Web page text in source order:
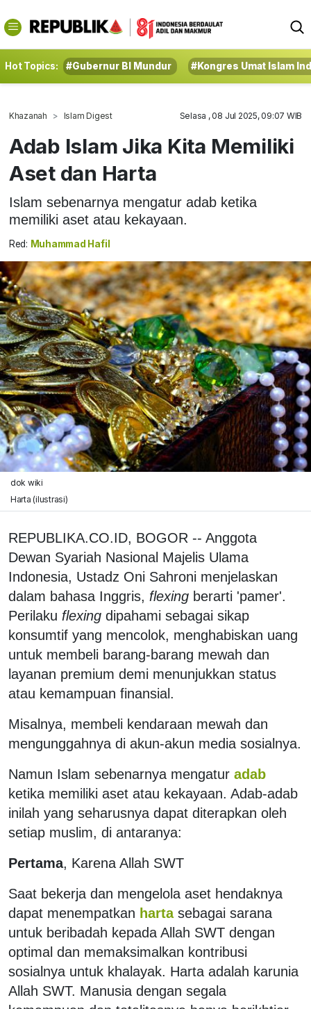
Hot Topics: #Gubernur BI Mundur #Kongres Umat Islam
Khazanah Islam Digest Selasa , 08 Jul 2025, 09:07 WIB
Adab Islam Jika Kita Memiliki
Aset dan Harta
Islam sebenarnya mengatur adab ketika
memiliki aset atau kekayaan.
Red: Muhammad Hafil
dok wiki
Harta (ilustrasi)
REPUBLIKA.CO.ID, BOGOR -- Anggota
Dewan Syariah Nasional Majelis Ulama
Indonesia, Ustadz Oni Sahroni menjelaskan
dalam bahasa Inggris, flexing berarti 'pamer'.
Perilaku flexing dipahami sebagai sikap
konsumtif yang mencolok, menghabiskan uang
untuk membeli barang-barang mewah dan
layanan premium demi menunjukkan status
atau kemampuan finansial.
Misalnya, membeli kendaraan mewah dan
mengunggahnya di akun-akun media sosialnya.
Namun Islam sebenarnya mengatur adab
ketika memiliki aset atau kekayaan. Adab-adab
inilah yang seharusnya dapat diterapkan oleh
setiap muslim, di antaranya:
Pertama, Karena Allah SWT
Saat bekerja dan mengelola aset hendaknya
dapat menempatkan harta sebagai sarana
untuk beribadah kepada Allah SWT dengan
optimal dan memaksimalkan kontribusi
sosialnya untuk khalayak. Harta adalah karunia
Allah SWT. Manusia dengan segala